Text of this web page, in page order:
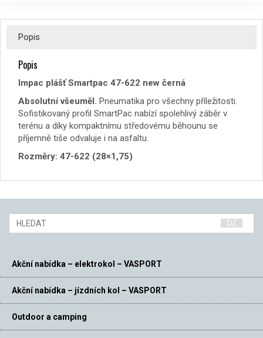
Popis
Popis
Impac plášť Smartpac 47-622 new černá
Absolutní všeuměl. Pneumatika pro všechny příležitosti.
Sofistikovaný profil SmartPac nabízí spolehlivý záběr v
terénu a díky kompaktnímu středovému běhounu se
příjemně tiše odvaluje i na asfaltu.
Rozměry: 47-622 (28×1,75)
Akční nabídka – elektrokol – VASPORT
Akční nabídka – jízdních kol – VASPORT
Outdoor a camping